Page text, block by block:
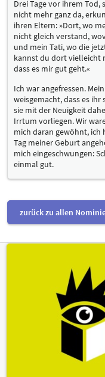
Drei Tage vor ihrem
nicht mehr ganz da,
ihren Eltern: »Dort, wo
nicht gleich verstand,
und mein Tati, wo die
kannst du dort vielleicht
dass es mir gut geht.«
Ich war angefressen.
weisgemacht, dass es ihr
sie mit der Neuigkeit
Irrtum vorliegen. Wir
mich daran gewöhnt, ich
Tag meiner Geburt
mich eingeschwungen:
einmal gut.
zurück zu allen